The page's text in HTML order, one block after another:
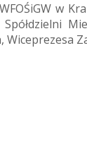
w
Wiceprezesa